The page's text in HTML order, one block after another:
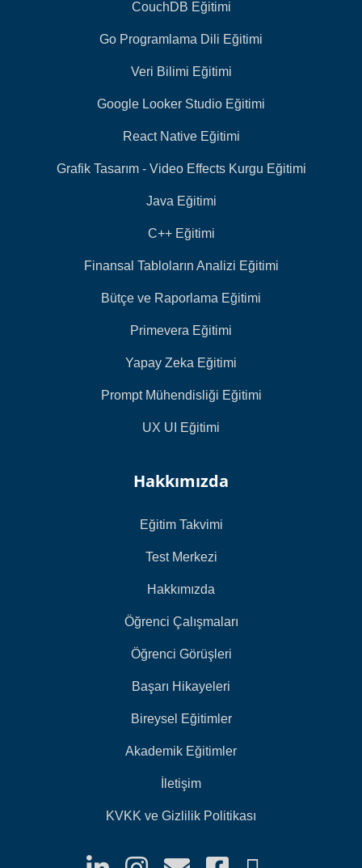
CouchDB Eğitimi
Go Programlama Dili Eğitimi
Veri Bilimi Eğitimi
Google Looker Studio Eğitimi
React Native Eğitimi
Grafik Tasarım - Video Effects Kurgu Eğitimi
Java Eğitimi
C++ Eğitimi
Finansal Tabloların Analizi Eğitimi
Bütçe ve Raporlama Eğitimi
Primevera Eğitimi
Yapay Zeka Eğitimi
Prompt Mühendisliği Eğitimi
UX UI Eğitimi
Hakkımızda
Eğitim Takvimi
Test Merkezi
Hakkımızda
Öğrenci Çalışmaları
Öğrenci Görüşleri
Başarı Hikayeleri
Bireysel Eğitimler
Akademik Eğitimler
İletişim
KVKK ve Gizlilik Politikası